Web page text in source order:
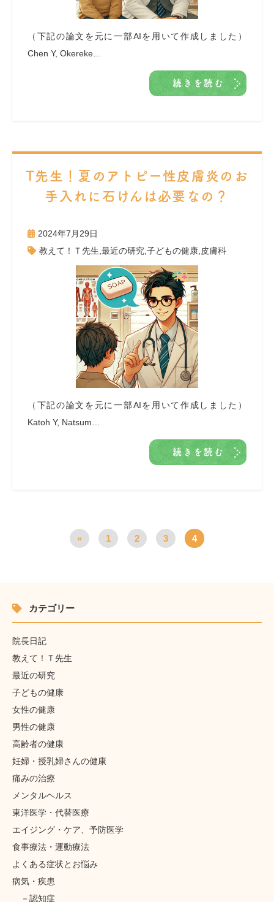
（下記の論文を元に一部AIを用いて作成しました）
Chen Y, Okereke…
続きを読む
T先生！夏のアトピー性皮膚炎のお
手入れに石けんは必要なの？
2024年7月29日
教えて！Ｔ先生 最近の研究 子どもの健康 皮膚科
（下記の論文を元に一部AIを用いて作成しました）
Katoh Y, Natsum…
続きを読む
« 1 2 3 4
カテゴリー
院長日記
教えて！Ｔ先生
最近の研究
子どもの健康
女性の健康
男性の健康
高齢者の健康
妊婦・授乳婦さんの健康
痛みの治療
メンタルヘルス
東洋医学・代替医療
エイジング・ケア、予防医学
食事療法・運動療法
よくある症状とお悩み
病気・疾患
認知症